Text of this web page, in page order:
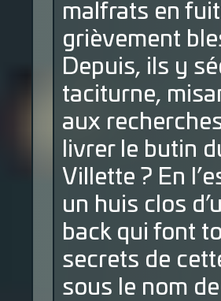
malfrats en
grièvement
Depuis, ils y
taciturne,
aux
livrer le butin
Villette ? En
un huis clos
back qui font
secrets de
sous le nom